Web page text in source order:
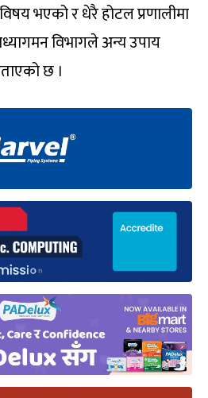
विषय भएको र धेरै होटल प्रणालीमा
विभागले अन्य उपाय
छ ।